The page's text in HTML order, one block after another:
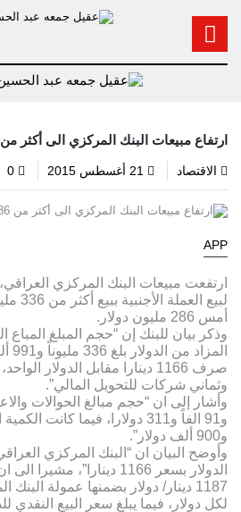
ارتفاع مبيعات البنك المركزي الى أكثر من 336 مليون دولار
الاقتصاد
APP
ارتفعت مبيعات البنك المركزي العراقي،
لبيع
أمس 286 مليون دولار.
وذكر بيان للبنك إن “حجم المبلغ المباع
وثماني شركات للتحويل المالي”.
و900 ألف دولار”.
وأوضح البيان ان “البنك المركزي
الدولار بسعر 1166 دينارا”،